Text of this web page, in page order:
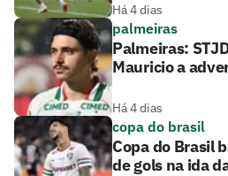
Há 4 dias
palmeiras
Palmeiras:
Mauricio a
Há 4 dias
copa do brasil
Copa do Brasil
de gols na ida